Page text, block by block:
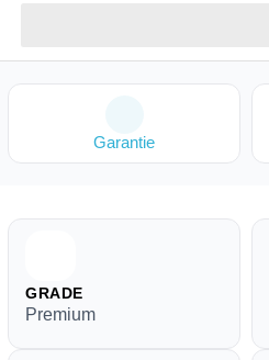
Garantie
GRADE
Premium